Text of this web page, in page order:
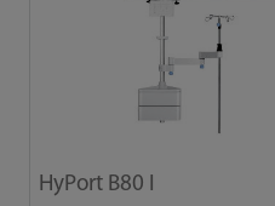
HyPort B80 I